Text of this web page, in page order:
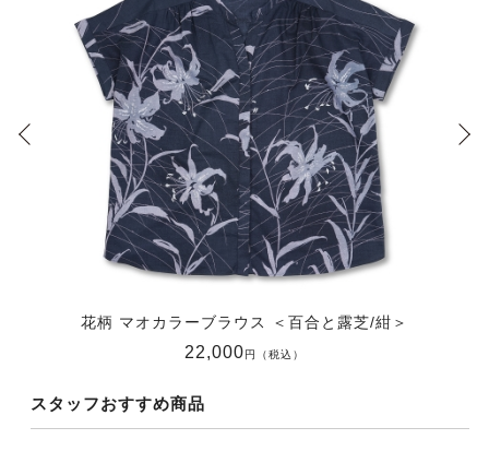
花柄 マオカラーブラウス ＜百合と露芝/紺＞
22,000円（税込）
スタッフおすすめ商品